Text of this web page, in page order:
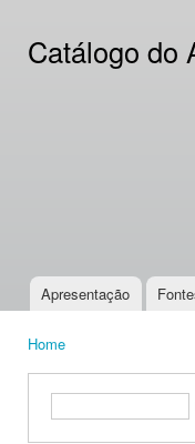
Catálogo do
Main menu
Apresentação
Home
Search form